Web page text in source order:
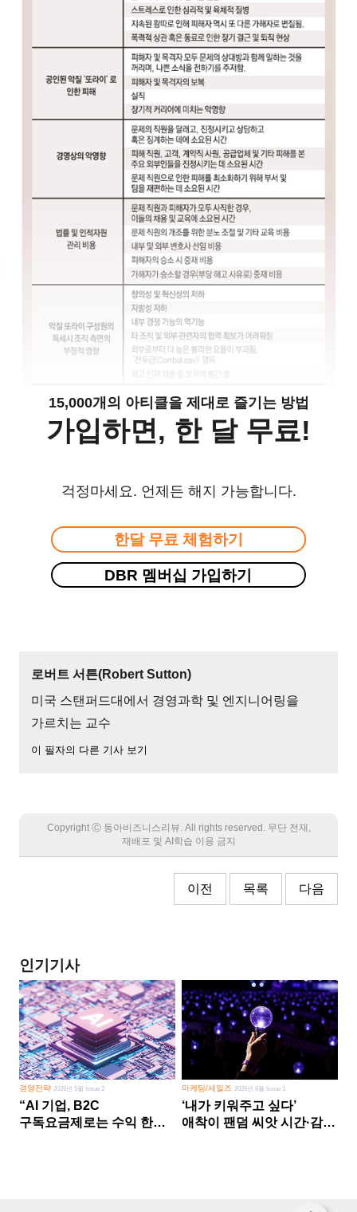
15,000개의 아티클을 제대로 즐기는 방법
가입하면, 한 달 무료!
걱정마세요. 언제든 해지 가능합니다.
한달 무료 체험하기
DBR 멤버십 가입하기
로버트 서튼(Robert Sutton)
미국 스탠퍼드대에서 경영과학 및 엔지니어링을
가르치는 교수
이 필자의 다른 기사 보기
Copyright Ⓒ 동아비즈니스리뷰. All rights reserved. 무단 전재,
재배포 및 AI학습 이용 금지
이전 목록 다음
인기기사
경영전략2026년 5월 Issue 2
“AI 기업, B2C
구독요금제로는 수익 한계
마케팅/세일즈 2026년 8월 Issue 1
‘내가 키워주고 싶다’
애착이 팬덤 씨앗 시간·감정